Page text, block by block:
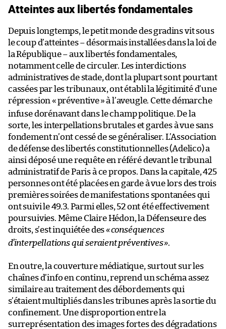
Atteintes aux libertés fondamentales
Depuis longtemps, le petit monde des gradinsvit sous
le coup d’atteintes – désormais installées dans la loi de
la République – aux libertés fondamentales,
notamment celle de circuler. Les interdictions
administratives de stade, dont la plupart sont pourtant
cassées par les tribunaux, ont établi la légitimité d’une
répression «préventive» à l’aveugle. Cette démarche
infuse dorénavant dans le champ politique. De la
sorte, les interpellations brutales et gardes à vue sans
fondement n’ont cessé de se généraliser. L’Association
de défense des libertés constitutionnelles (Adelico) a
ainsi déposé une requête en référé devant le tribunal
administratif de Paris à ce propos. Dans la capitale, 425
personnes ont été placées en garde à vue lors des trois
premières soirées de manifestations spontanées qui
ont suivi le 49.3. Parmi elles, 52 ont été effectivement
poursuivies. Même Claire Hédon, la Défenseure des
droits, s’est inquiétée des«conséquences
d’interpellations qui seraient préventives».
En outre, la couverture médiatique, surtout sur les
chaînes d’info en continu, reprend un schéma assez
similaire au traitement des débordements qui
s’étaient multipliés dans les tribunes après la sortie du
confinement. Une disproportion entre la
surreprésentation des images fortes des dégradations